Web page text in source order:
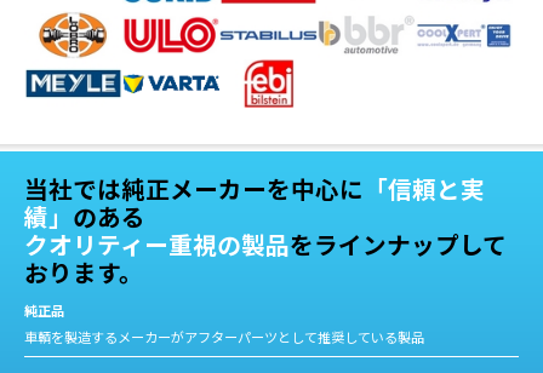
当社では純正メーカーを中心に 「信頼と実
績」 のある
クオリティー重視の製品をラインナップして
おります。
純正品
車輌を製造するメーカーがアフターパーツとして推奨している製品